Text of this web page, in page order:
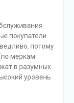
покупатели
потому
меркам
в разумных
уровень